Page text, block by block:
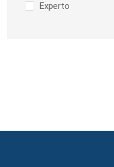
Experto